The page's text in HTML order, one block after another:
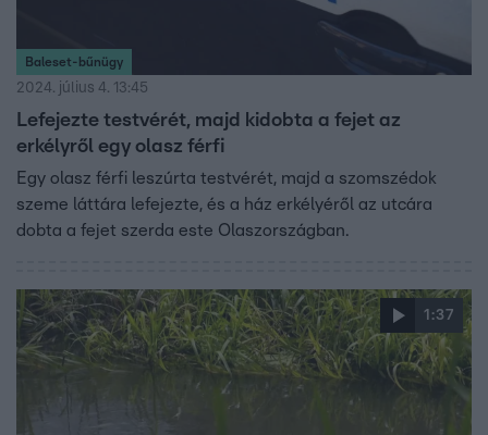
Baleset-bűnügy
2024. július 4. 13:45
Lefejezte testvérét, majd kidobta a fejet az
erkélyről egy olasz férfi
Egy olasz férfi leszúrta testvérét, majd a szomszédok
szeme láttára lefejezte, és a ház erkélyéről az utcára
dobta a fejet szerda este Olaszországban.
1:37